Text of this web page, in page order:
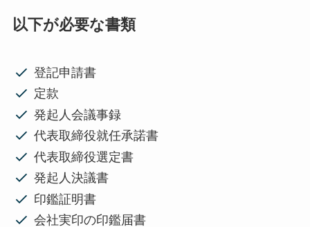
以下が必要な書類
登記申請書
定款
発起人会議事録
代表取締役就任承諾書
代表取締役選定書
発起人決議書
印鑑証明書
会社実印の印鑑届書